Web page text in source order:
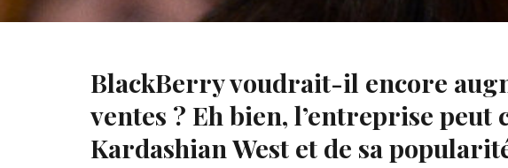
BlackBerry voudrait-il encore
ventes ? Eh bien, l’entreprise
Kardashian West et de sa